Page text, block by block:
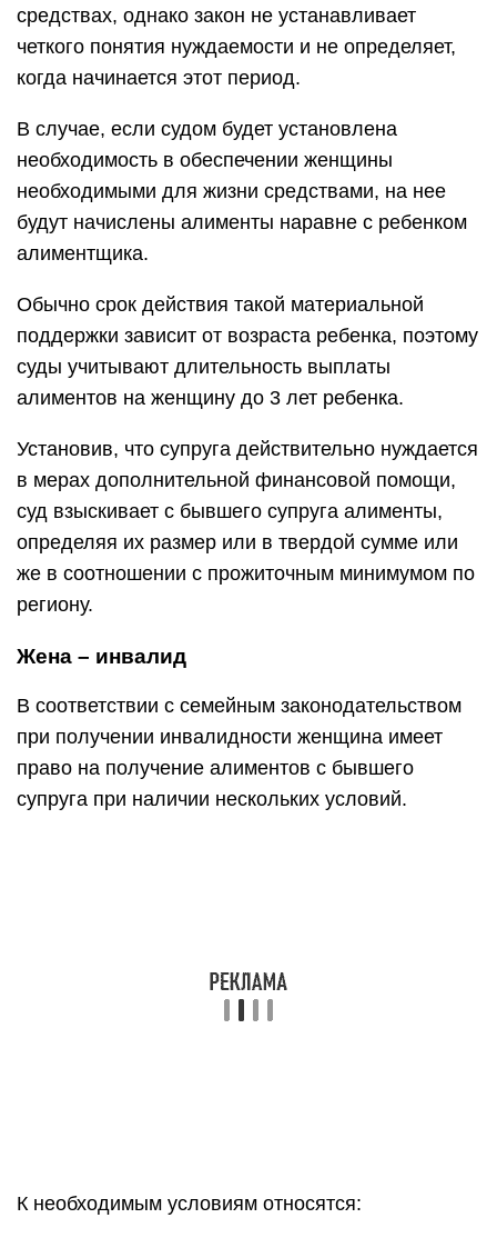
средствах, однако закон не устанавливает
четкого понятия нуждаемости и не определяет,
когда начинается этот период.
В случае, если судом будет установлена
необходимость в обеспечении женщины
необходимыми для жизни средствами, на нее
будут начислены алименты наравне с ребенком
алиментщика.
Обычно срок действия такой материальной
поддержки зависит от возраста ребенка, поэтому
суды учитывают длительность выплаты
алиментов на женщину до 3 лет ребенка.
Установив, что супруга действительно нуждается
в мерах дополнительной финансовой помощи,
суд взыскивает с бывшего супруга алименты,
определяя их размер или в твердой сумме или
же в соотношении с прожиточным минимумом по
региону.
Жена – инвалид
В соответствии с семейным законодательством
при получении инвалидности женщина имеет
право на получение алиментов с бывшего
супруга при наличии нескольких условий.
К необходимым условиям относятся: